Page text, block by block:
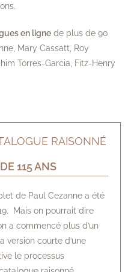
en ligne de plus de 90
Mary Cassatt, Roy
Torres-Garcia, Fitz-Henry
RAISONNÉ
115 ANS
de Paul Cezanne a été
Mais on pourrait dire
a commencé plus d’un
version courte d’une
le processus